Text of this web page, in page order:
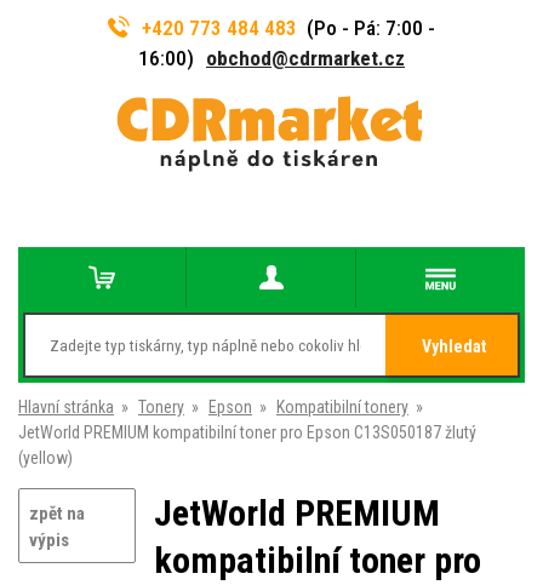
+420 773 484 483 (Po - Pá: 7:00 -
16:00) obchod@cdrmarket.cz
Vyhledat
Hlavní stránka » Tonery » Epson » Kompatibilní tonery »
JetWorld PREMIUM kompatibilní toner pro Epson C13S050187 žlutý
(yellow)
zpět na
výpis
JetWorld PREMIUM
kompatibilní toner pro